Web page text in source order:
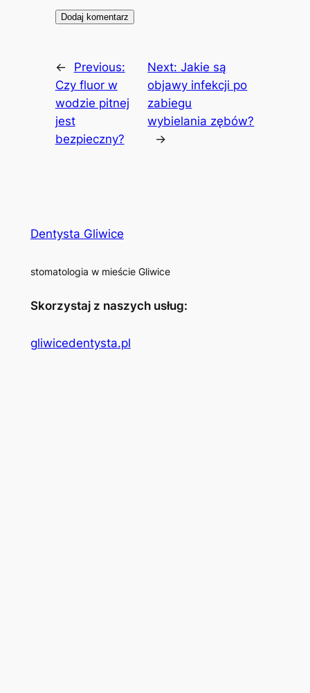
←
Previous:
Czy fluor w
wodzie pitnej
jest
bezpieczny?
Next:Jakie są
objawy infekcji po
zabiegu
wybielania zębów?
→
Dentysta Gliwice
stomatologia w mieście Gliwice
Skorzystaj z naszych usług:
gliwicedentysta.pl